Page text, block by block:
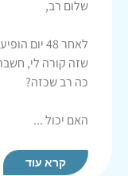
שלום רב,
לאחר 48
שזה קורה לי,
כה רב שכזה?
האם יכול ...
קרא עוד